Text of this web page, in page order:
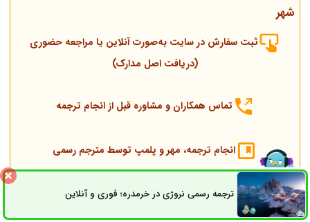
شهر
ثبت سفارش در سایت به‌صورت آنلاین یا مراجعه حضوری
(دریافت اصل مدارک)
تماس همکاران و مشاوره قبل از انجام ترجمه
انجام ترجمه، مهر و پلمپ توسط مترجم رسمی
ارسال به دادگستری و وزارت امور خارجه
ترجمه رسمی نروژی در خرمدره؛ فوری و آنلاینثبت سفارش راه های ارتباطی